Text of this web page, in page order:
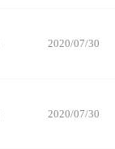
2020/07/30
2020/07/30